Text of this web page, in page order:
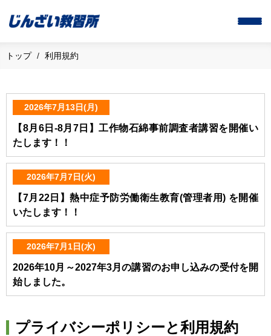
トップ 利用規約
2026年7月13日(月)
【8月6日-8月7日】工作物石綿事前調査者講習を開催い
たします！！
2026年7月7日(火)
【7月22日】熱中症予防労働衛生教育(管理者用) を開催
いたします！！
2026年7月1日(水)
2026年10月～2027年3月の講習のお申し込みの受付を開
始しました。
プライバシーポリシーと利用規約